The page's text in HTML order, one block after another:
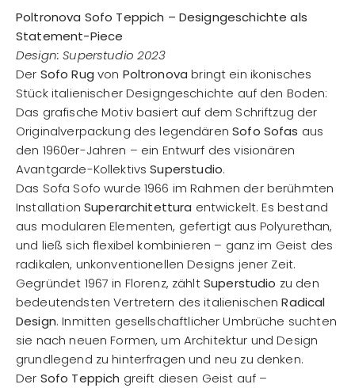
Poltronova Sofo Teppich – Designgeschichte als
Statement-Piece
Design: Superstudio 2023
Der Sofo Rug von Poltronova bringt ein ikonisches
Stück italienischer Designgeschichte auf den Boden:
Das grafische Motiv basiert auf dem Schriftzug der
Originalverpackung des legendärenSofo Sofas aus
den 1960er-Jahren – ein Entwurf des visionären
Avantgarde-KollektivsSuperstudio.
Das Sofa Sofo wurde 1966 im Rahmen der berühmten
Installation Superarchitettura entwickelt. Es bestand
aus modularen Elementen, gefertigt aus Polyurethan,
und ließ sich flexibel kombinieren – ganz im Geist des
radikalen, unkonventionellen Designs jener Zeit.
Gegründet 1967 in Florenz, zähltSuperstudio zu den
bedeutendsten Vertretern des italienischenRadical
Design. Inmitten gesellschaftlicher Umbrüche suchten
sie nach neuen Formen, um Architektur und Design
grundlegend zu hinterfragen und neu zu denken.
Der Sofo Teppich greift diesen Geist auf –